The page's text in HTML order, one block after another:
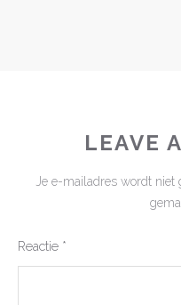
LEAVE
Je e-mailadres wordt niet
Reactie *